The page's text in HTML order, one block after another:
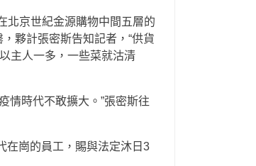
北京世紀金源購物中間五層的
夥計張密斯告知記者，“供貨
主人一多，一些菜就沽清
情時代不敢擴大。”張密斯往
在崗的員工，賜與法定沐日3